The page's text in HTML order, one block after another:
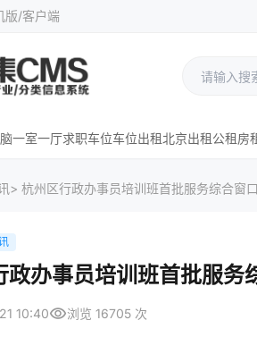
版/客户端
一室一厅求职车位车位出租北京出租公租房
> 杭州区行政办事员培训班首批服务综合窗
政办事员培训班首批服务
10:40visibility浏览 16705 次